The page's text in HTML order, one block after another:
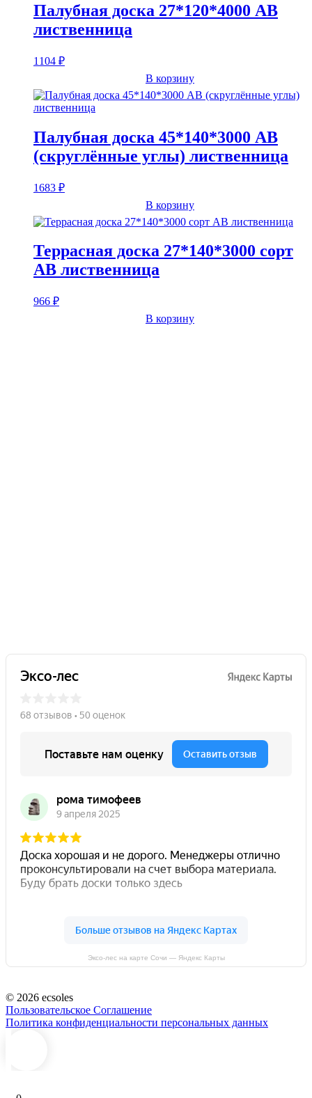
Палубная доска 27*120*4000 AB
лиственница
1104 ₽
В корзину
Палубная доска 45*140*3000 AB
(скруглённые углы) лиственница
1683 ₽
В корзину
Террасная доска 27*140*3000 сорт
AB лиственница
966 ₽
В корзину
Эксо-лес на карте Сочи — Яндекс Карты
© 2026 ecsoles
Пользовательское Соглашение
Политика конфиденциальности персональных данных